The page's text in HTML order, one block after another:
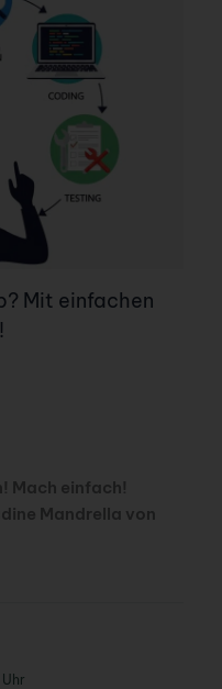
Mit einfachen
Mach einfach!
Mandrella von